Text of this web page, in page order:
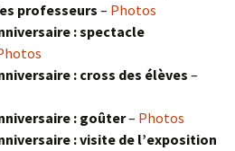
professeurs – Photos
: spectacle
: cross des élèves –
: goûter– Photos
: visite de l’exposition